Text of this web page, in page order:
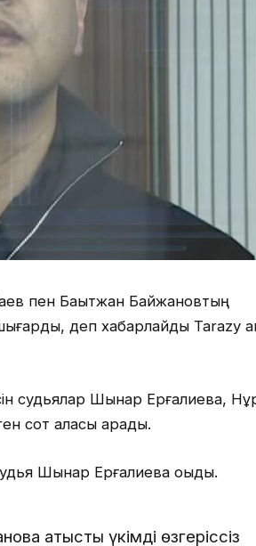
пен Бақытжан Байжановтың
деп хабарлайды Tarazy
судьялар Шынар Ерғалиева,
сот алқасы қарады.
Шынар Ерғалиева оқыды.
қатысты үкімді өзгеріссіз